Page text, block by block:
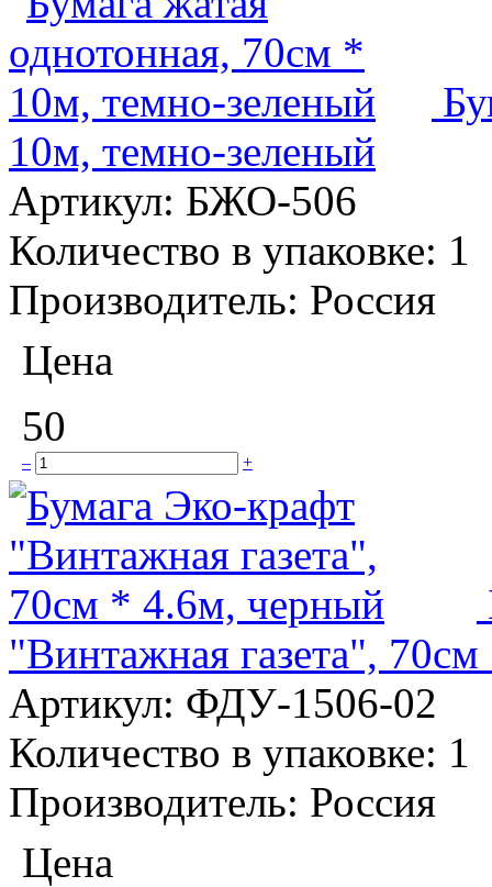
10м, темно-зеленый
Артикул: БЖО-506
Количество в упаковке: 1
Производитель: Россия
Цена
50
– +
"Винтажная газета",
Артикул: ФДУ-1506-02
Количество в упаковке: 1
Производитель: Россия
Цена